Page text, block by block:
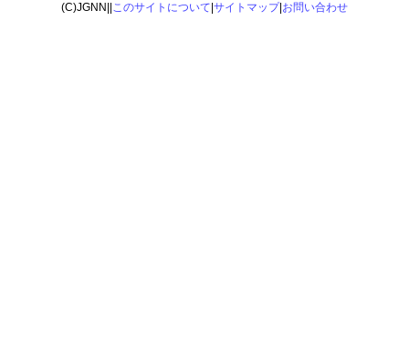
(C)JGNN|| このサイトについて サイトマップ| お問い合わせ